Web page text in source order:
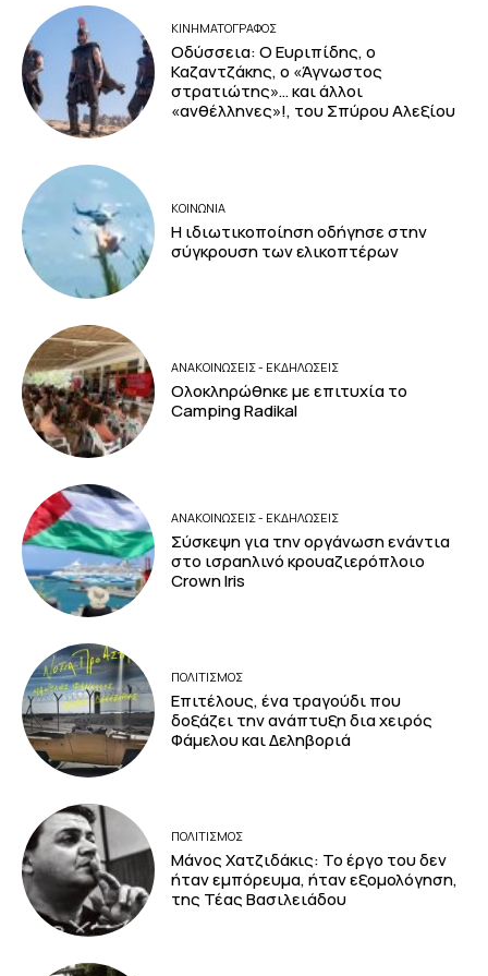
ΚΙΝΗΜΑΤΟΓΡΆΦΟΣ
Οδύσσεια: Ο Ευριπίδης, ο
Καζαντζάκης, ο «Άγνωστος
στρατιώτης»… και άλλοι
«ανθέλληνες»!, του Σπύρου Αλεξίου
ΚΟΙΝΩΝΙΑ
Η ιδιωτικοποίηση οδήγησε στην
σύγκρουση των ελικοπτέρων
ΑΝΑΚΟΙΝΩΣΕΙΣ - ΕΚΔΗΛΩΣΕΙΣ
Ολοκληρώθηκε με επιτυχία το
Camping Radikal
ΑΝΑΚΟΙΝΩΣΕΙΣ - ΕΚΔΗΛΩΣΕΙΣ
Σύσκεψη για την οργάνωση ενάντια
στο ισραηλινό κρουαζιερόπλοιο
Crown Iris
ΠΟΛΙΤΙΣΜΟΣ
Επιτέλους, ένα τραγούδι που
δοξάζει την ανάπτυξη δια χειρός
Φάμελου και Δεληβοριά
ΠΟΛΙΤΙΣΜΟΣ
Μάνος Χατζιδάκις: Το έργο του δεν
ήταν εμπόρευμα, ήταν εξομολόγηση,
της Τέας Βασιλειάδου